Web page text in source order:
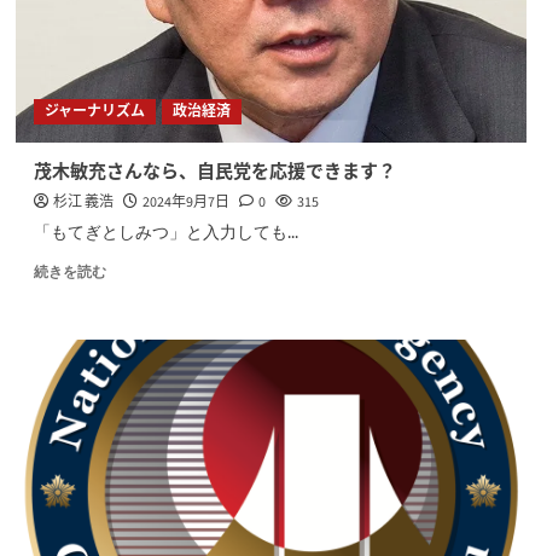
ジャーナリズム 政治経済
茂木敏充さんなら、自民党を応援できます？
杉江 義浩 2024年9月7日 0 315
「もてぎとしみつ」と入力しても...
続きを読む